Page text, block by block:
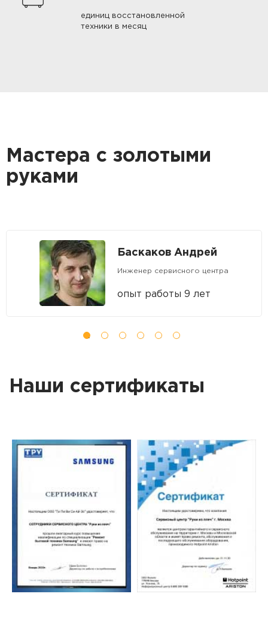
единиц восстановленной
техники в месяц
Мастера с золотыми
руками
Баскаков Андрей
Инженер сервисного центра
опыт работы 9 лет
Наши сертификаты